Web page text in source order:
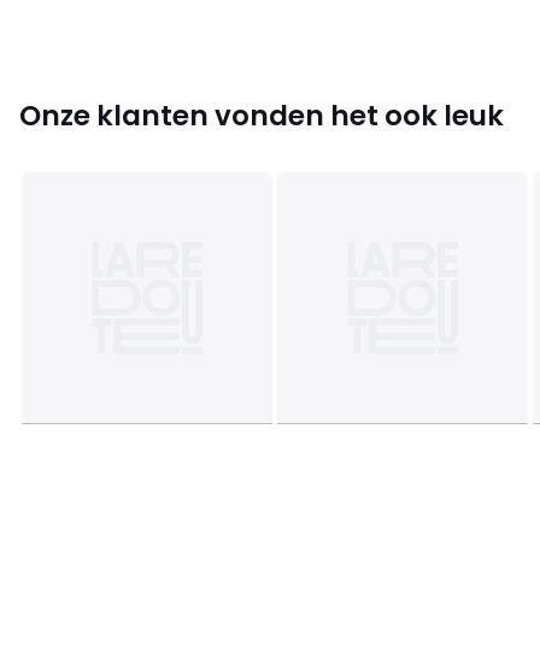
Onze klanten vonden het ook leuk